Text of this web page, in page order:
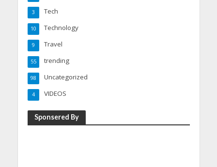
Tech
3
Technology
10
Travel
9
trending
55
Uncategorized
98
VIDEOS
4
Sponsered By